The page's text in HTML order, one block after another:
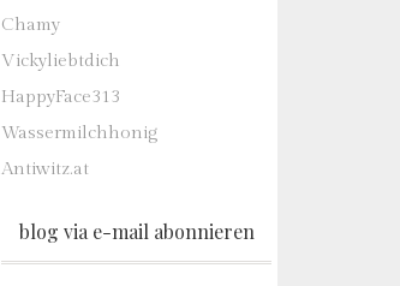
Chamy
Vickyliebtdich
HappyFace313
Wassermilchhonig
Antiwitz.at
blog via e-mail abonnieren